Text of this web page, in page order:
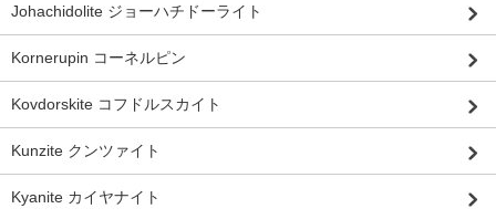
Johachidolite ジョーハチドーライト
Kornerupin コーネルピン
Kovdorskite コフドルスカイト
Kunzite クンツァイト
Kyanite カイヤナイト